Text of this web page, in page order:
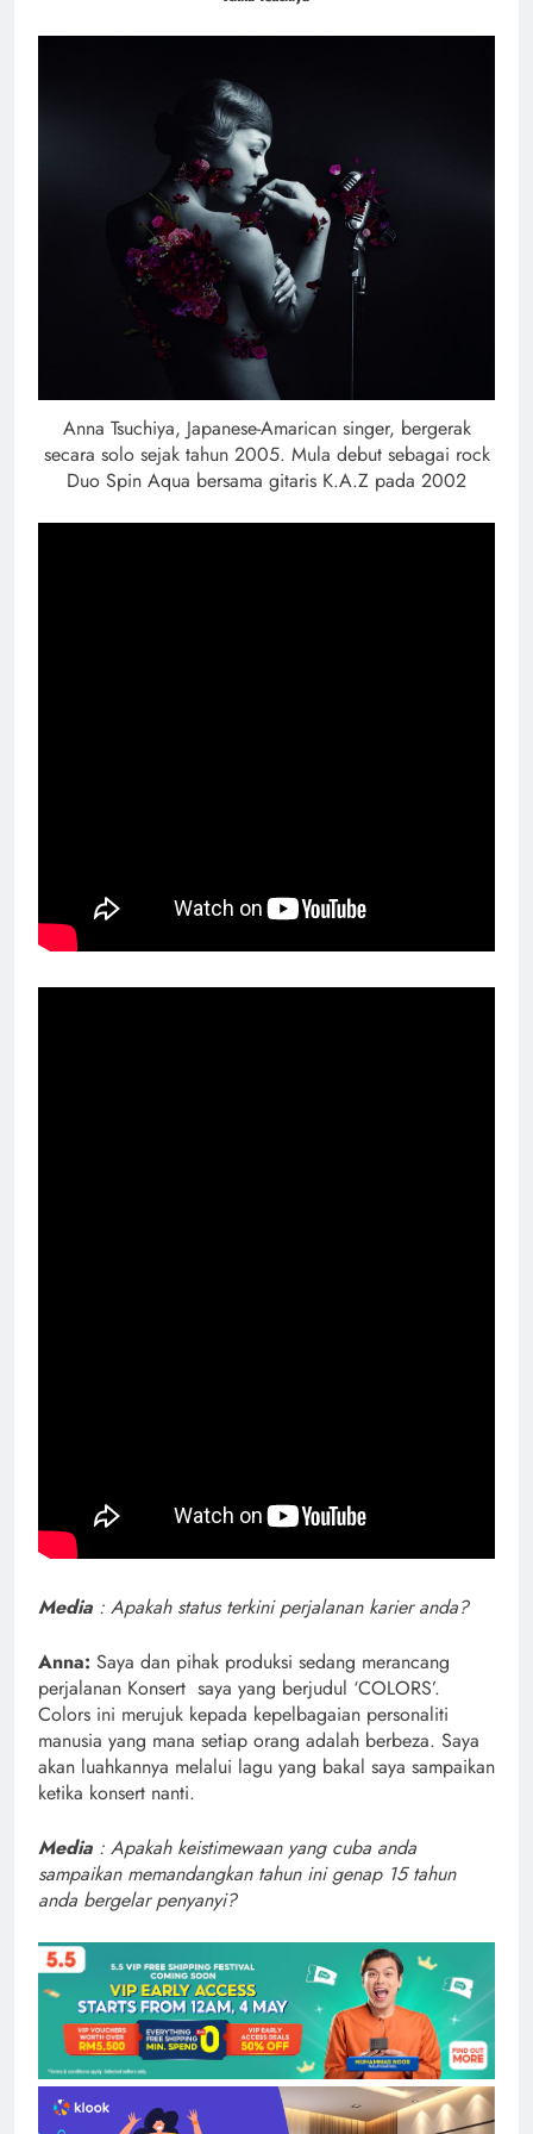
Anna Tsuchiya, Japanese-Amarican singer, bergerak
secara solo sejak tahun 2005. Mula debut sebagai rock
Duo Spin Aqua bersama gitaris K.A.Z pada 2002
Media : Apakah status terkini perjalanan karier anda?
Anna: Saya dan pihak produksi sedang merancang
perjalanan Konsert saya yang berjudul ‘COLORS’.
Colors ini merujuk kepada kepelbagaian personaliti
manusia yang mana setiap orang adalah berbeza. Saya
akan luahkannya melalui lagu yang bakal saya sampaikan
ketika konsert nanti.
Media : Apakah keistimewaan yang cuba anda
sampaikan memandangkan tahun ini genap 15 tahun
anda bergelar penyanyi?